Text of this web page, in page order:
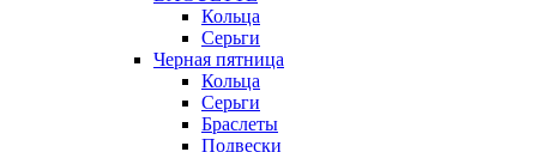
Кольца
Серьги
Черная пятница
Кольца
Серьги
Браслеты
Подвески